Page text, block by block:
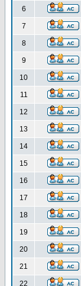
6
7
8
9
10
11
12
13
14
15
16
17
18
19
20
21
22